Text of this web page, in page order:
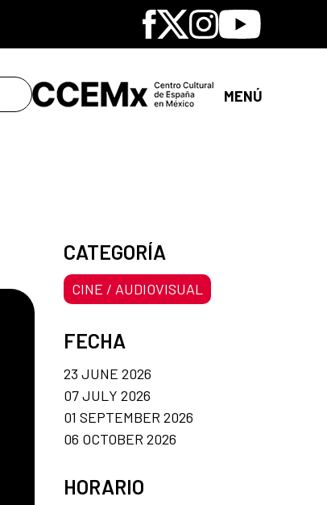
Facebook
X Instagram
Youtube
MENÚ
CATEGORÍA
CINE / AUDIOVISUAL
FECHA
23 JUNE 2026
07 JULY 2026
01 SEPTEMBER 2026
06 OCTOBER 2026
HORARIO